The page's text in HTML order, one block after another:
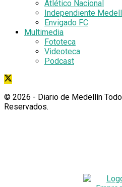
Atlético Nacional
Independiente
Envigado FC
Multimedia
Fototeca
Videoteca
Podcast
© 2026 - Diario de Medellín
Reservados.